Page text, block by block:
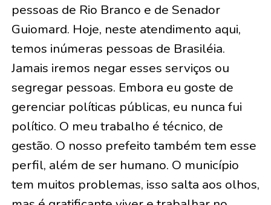
pessoas de Rio Branco e de Senador
Guiomard. Hoje, neste atendimento aqui,
temos inúmeras pessoas de Brasiléia.
Jamais iremos negar esses serviços ou
segregar pessoas. Embora eu goste de
gerenciar políticas públicas, eu nunca fui
político. O meu trabalho é técnico, de
gestão. O nosso prefeito também tem esse
perfil, além de ser humano. O município
tem muitos problemas, isso salta aos olhos,